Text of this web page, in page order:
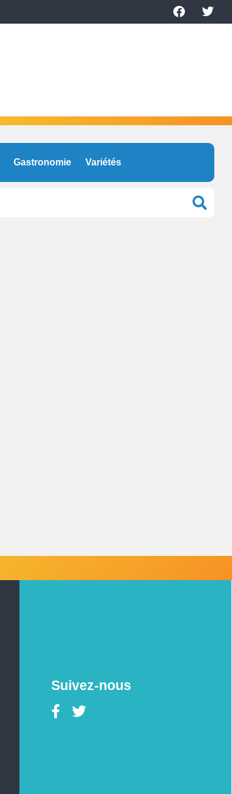
Gastronomie Variétés
Suivez-nous